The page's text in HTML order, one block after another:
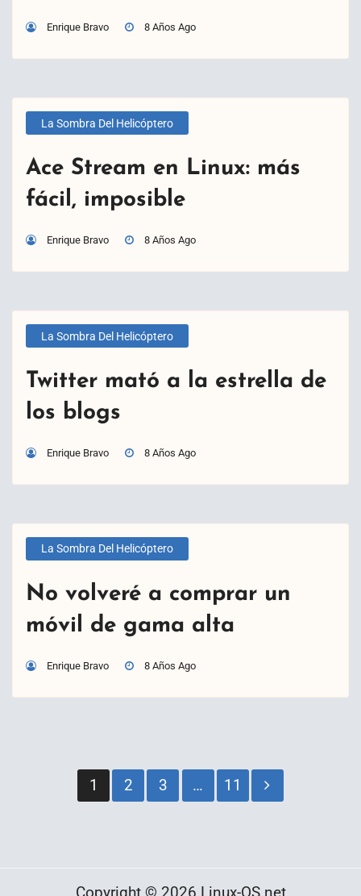
Enrique Bravo 8 Años Ago
La Sombra Del Helicóptero
Ace Stream en Linux: más
fácil, imposible
Enrique Bravo 8 Años Ago
La Sombra Del Helicóptero
Twitter mató a la estrella de
los blogs
Enrique Bravo 8 Años Ago
La Sombra Del Helicóptero
No volveré a comprar un
móvil de gama alta
Enrique Bravo 8 Años Ago
Paginación
de
1 2 3 … 11
Copyright © 2026 Linux-OS.net